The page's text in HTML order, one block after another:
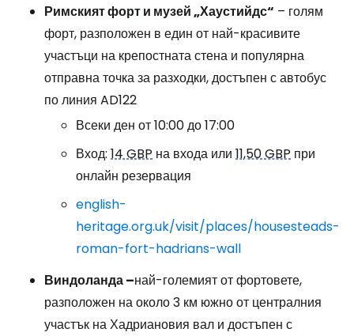
Римският форт и музей „Хаустийдс“ – голям
форт, разположен в един от най-красивите
участъци на крепостната стена и популярна
отправна точка за разходки, достъпен с автобус
по линия AD122
Всеки ден от 10:00 до 17:00
Вход: 14 GBP на входа или 11,50 GBP при
онлайн резервация
english-
heritage.org.uk/visit/places/housesteads-
roman-fort-hadrians-wall
Виндоланда –най-големият от фортовете,
разположен на около 3 км южно от централния
участък на Хадриановия вал и достъпен с